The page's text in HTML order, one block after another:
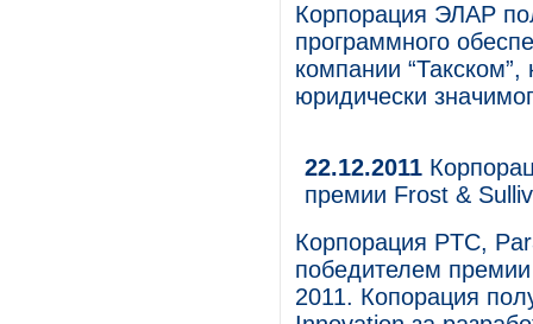
Корпорация ЭЛАР
программного
компании
юридически
22.12.2011
премии Frost &
Корпорация PTC,
победителем
2011. Копорация